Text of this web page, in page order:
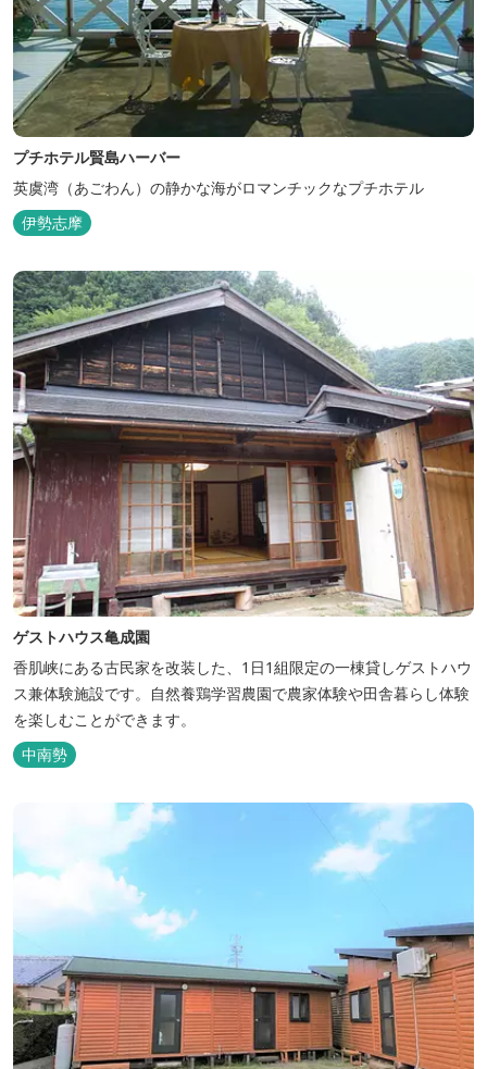
プチホテル賢島ハーバー
英虞湾（あごわん）の静かな海がロマンチックなプチホテル
伊勢志摩
ゲストハウス亀成園
香肌峡にある古民家を改装した、1日1組限定の一棟貸しゲストハウ
ス兼体験施設です。​自然養鶏学習農園で農家体験や田舎暮らし体験
を楽しむことができます。
中南勢